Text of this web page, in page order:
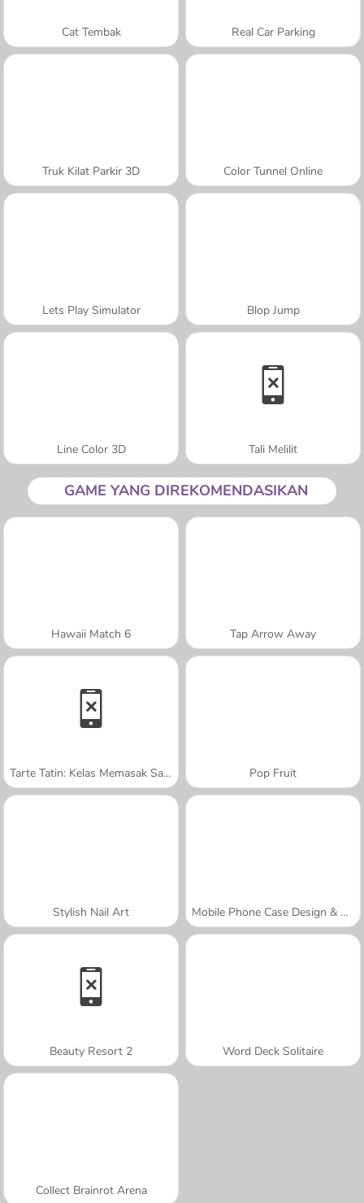
Cat Tembak Real Car Parking
Truk Kilat Parkir 3D Color Tunnel Online
Lets Play Simulator Blop Jump
Line Color 3D Tali Melilit
GAME YANG DIREKOMENDASIKAN
Hawaii Match 6 Tap Arrow Away
Tarte Tatin: Kelas Memasak Sara Pop Fruit
Stylish Nail Art Mobile Phone Case Design & DIY
Beauty Resort 2 Word Deck Solitaire
Collect Brainrot Arena